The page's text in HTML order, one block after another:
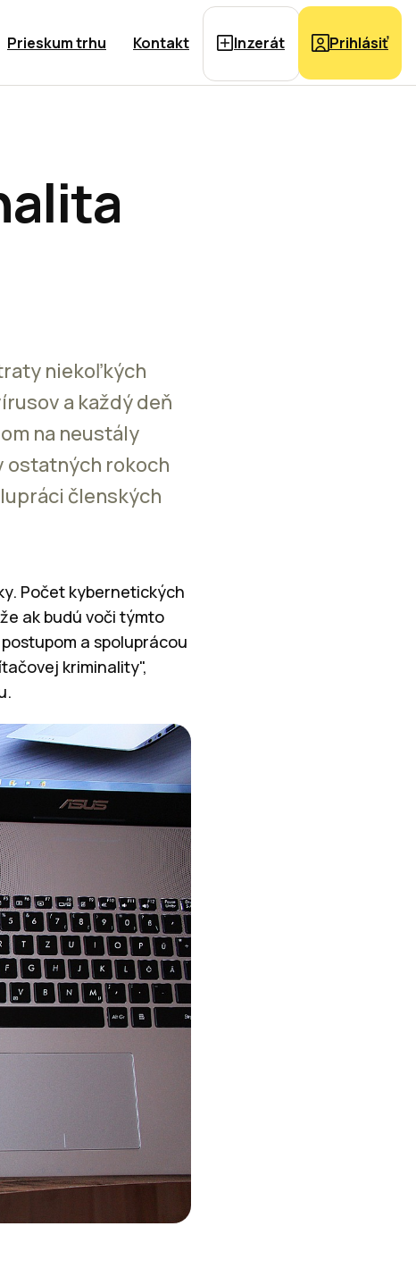
Prieskum trhu Kontakt Inzerát Prihlásiť
niekoľkých
a každý deň
na neustály
ostatných rokoch
členských
Počet kybernetických
ak budú voči týmto
a spoluprácou
kriminality",